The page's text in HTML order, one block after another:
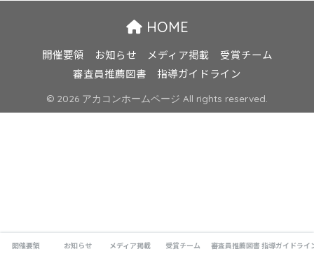
HOME
開催要領 お知らせ メディア掲載
受賞チーム
審査員推薦図書
指導ガイドライン
© 2026 アカコンホームページ All rights reserved.
開催要領 お知らせ メディア掲載 受賞チーム 審査員推薦図書 指導ガイドライ